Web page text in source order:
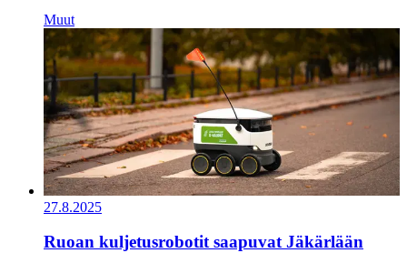
Muut
27.8.2025
Ruoan kuljetusrobotit saapuvat Jäkärlään